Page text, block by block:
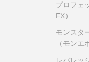
プロフェ
FX）
モンスタ
（モンエ
レバレッ